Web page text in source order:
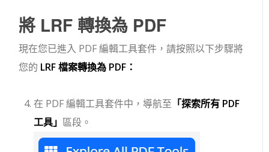
將 LRF 轉換為 PDF
現在您已進入 PDF 編輯工具套件，請按照以下步驟將
您的 LRF 檔案轉換為 PDF：
在 PDF 編輯工具套件中，導航至 「探索所有 PDF
工具」 區段。